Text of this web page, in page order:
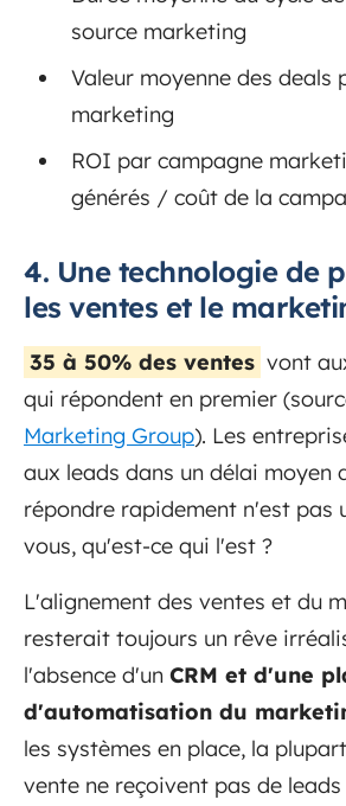
source marketing
Valeur moyenne des deals
marketing
ROI par campagne
générés / coût de la
4. Une technologie de
les ventes et le
35 à 50% des ventes vont
qui répondent en premier
Marketing Group). Les
aux leads dans un délai moyen
répondre rapidement n'est pas
vous, qu'est-ce qui l'est ?
L'alignement des ventes et du
resterait toujours un rêve
l'absence d'un CRM et d'une
d'automatisation du
les systèmes en place, la
vente ne reçoivent pas de